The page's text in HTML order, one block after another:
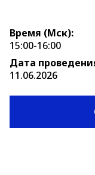
Время (Мск):
15:00-16:00
Дата
11.06.2026